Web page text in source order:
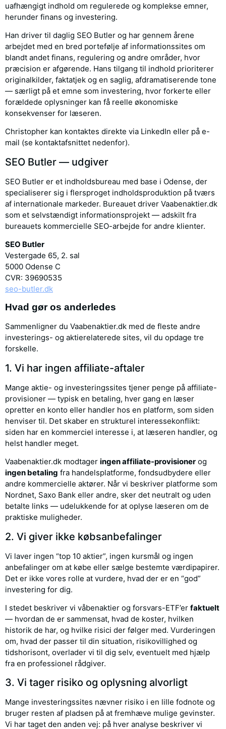
uafhængigt indhold om regulerede og komplekse emner,
herunder finans og investering.
Han driver til daglig SEO Butler og har gennem årene
arbejdet med en bred portefølje af informationssites om
blandt andet finans, regulering og andre områder, hvor
præcision er afgørende. Hans tilgang til indhold prioriterer
originalkilder, faktatjek og en saglig, afdramatiserende tone
— særligt på et emne som investering, hvor forkerte eller
forældede oplysninger kan få reelle økonomiske
konsekvenser for læseren.
Christopher kan kontaktes direkte via LinkedIn eller på e-
mail (se kontaktafsnittet nedenfor).
SEO Butler — udgiver
SEO Butler er et indholdsbureau med base i Odense, der
specialiserer sig i flersproget indholdsproduktion på tværs
af internationale markeder. Bureauet driver Vaabenaktier.dk
som et selvstændigt informationsprojekt — adskilt fra
bureauets kommercielle SEO-arbejde for andre klienter.
SEO Butler
Vestergade 65, 2. sal
5000 Odense C
CVR: 39690535
seo-butler.dk
Hvad gør os anderledes
Sammenligner du Vaabenaktier.dk med de fleste andre
investerings- og aktierelaterede sites, vil du opdage tre
forskelle.
1. Vi har ingen affiliate-aftaler
Mange aktie- og investeringssites tjener penge på affiliate-
provisioner — typisk en betaling, hver gang en læser
opretter en konto eller handler hos en platform, som siden
henviser til. Det skaber en strukturel interessekonflikt:
siden har en kommerciel interesse i, at læseren handler, og
helst handler meget.
Vaabenaktier.dk modtager ingen affiliate-provisioner og
ingen betaling fra handelsplatforme, fondsudbydere eller
andre kommercielle aktører. Når vi beskriver platforme som
Nordnet, Saxo Bank eller andre, sker det neutralt og uden
betalte links — udelukkende for at oplyse læseren om de
praktiske muligheder.
2. Vi giver ikke købsanbefalinger
Vi laver ingen “top 10 aktier”, ingen kursmål og ingen
anbefalinger om at købe eller sælge bestemte værdipapirer.
Det er ikke vores rolle at vurdere, hvad der er en “god”
investering for dig.
I stedet beskriver vi våbenaktier og forsvars-ETF’er faktuelt
— hvordan de er sammensat, hvad de koster, hvilken
historik de har, og hvilke risici der følger med. Vurderingen
om, hvad der passer til din situation, risikovillighed og
tidshorisont, overlader vi til dig selv, eventuelt med hjælp
fra en professionel rådgiver.
3. Vi tager risiko og oplysning alvorligt
Mange investeringssites nævner risiko i en lille fodnote og
bruger resten af pladsen på at fremhæve mulige gevinster.
Vi har taget den anden vej: på hver analyse beskriver vi